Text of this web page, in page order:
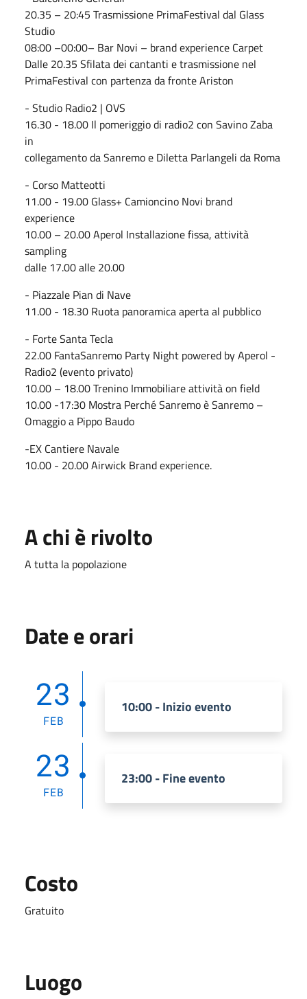
20.35 – 20:45 Trasmissione PrimaFestival dal Glass
Studio
08:00 –00:00– Bar Novi – brand experience Carpet
Dalle 20.35 Sfilata dei cantanti e trasmissione nel
PrimaFestival con partenza da fronte Ariston
- Studio Radio2 | OVS
16.30 - 18.00 Il pomeriggio di radio2 con Savino Zaba
in
collegamento da Sanremo e Diletta Parlangeli da Roma
- Corso Matteotti
11.00 - 19.00 Glass+ Camioncino Novi brand
experience
10.00 – 20.00 Aperol Installazione fissa, attività
sampling
dalle 17.00 alle 20.00
- Piazzale Pian di Nave
11.00 - 18.30 Ruota panoramica aperta al pubblico
- Forte Santa Tecla
22.00 FantaSanremo Party Night powered by Aperol -
Radio2 (evento privato)
10.00 – 18.00 Trenino Immobiliare attività on field
10.00 -17:30 Mostra Perché Sanremo è Sanremo –
Omaggio a Pippo Baudo
-EX Cantiere Navale
10.00 - 20.00 Airwick Brand experience.
A chi è rivolto
A tutta la popolazione
Date e orari
23
FEB
10:00 - Inizio evento
23
FEB
23:00 - Fine evento
Costo
Gratuito
Luogo